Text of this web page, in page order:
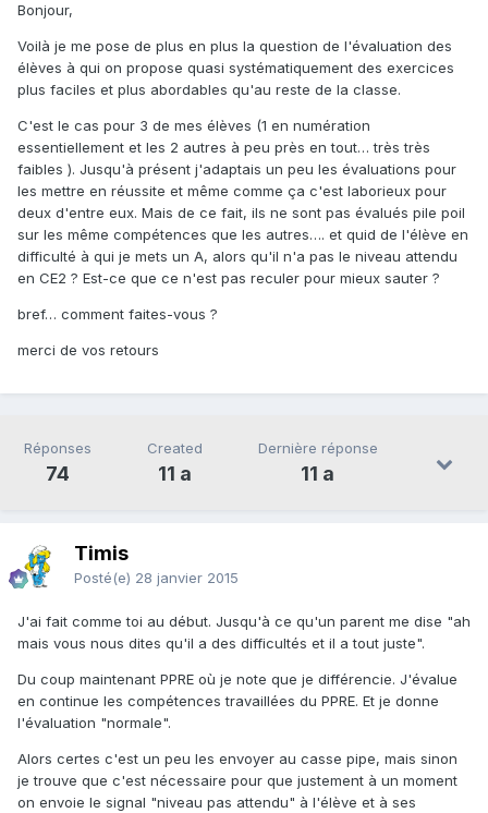
Bonjour,
Voilà je me pose de plus en plus la question de l'évaluation des
élèves à qui on propose quasi systématiquement des exercices
plus faciles et plus abordables qu'au reste de la classe.
C'est le cas pour 3 de mes élèves (1 en numération
essentiellement et les 2 autres à peu près en tout… très très
faibles ). Jusqu'à présent j'adaptais un peu les évaluations pour
les mettre en réussite et même comme ça c'est laborieux pour
deux d'entre eux. Mais de ce fait, ils ne sont pas évalués pile poil
sur les même compétences que les autres…. et quid de l'élève en
difficulté à qui je mets un A, alors qu'il n'a pas le niveau attendu
en CE2 ? Est-ce que ce n'est pas reculer pour mieux sauter ?
bref… comment faites-vous ?
merci de vos retours
Réponses
74
Created
11 a
Dernière réponse
11 a
Timis
Posté(e) 28 janvier 2015
J'ai fait comme toi au début. Jusqu'à ce qu'un parent me dise "ah
mais vous nous dites qu'il a des difficultés et il a tout juste".
Du coup maintenant PPRE où je note que je différencie. J'évalue
en continue les compétences travaillées du PPRE. Et je donne
l'évaluation "normale".
Alors certes c'est un peu les envoyer au casse pipe, mais sinon
je trouve que c'est nécessaire pour que justement à un moment
on envoie le signal "niveau pas attendu" à l'élève et à ses